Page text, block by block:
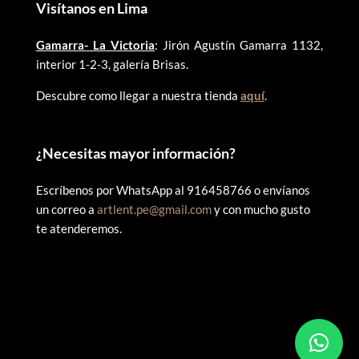
Visítanos en Lima
Gamarra- La Victoria: Jirón Agustín Gamarra 1132,
interior 1-2-3, galería Brisas.
Descubre como llegar a nuestra tienda aquí.
¿Necesitas mayor información?
Escríbenos por WhatsApp al 916458766 o envíanos
un correo a artlent.pe@gmail.comy con mucho gusto
te atenderemos.
2025 ARTLENT PERÚ – RUC:20606409207 – Todos los